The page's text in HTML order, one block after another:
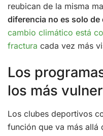
reubican de la misma
diferencia no es solo
cambio climático está
fractura cada vez más
Los
los más
Los clubes deportivos
función que va más allá